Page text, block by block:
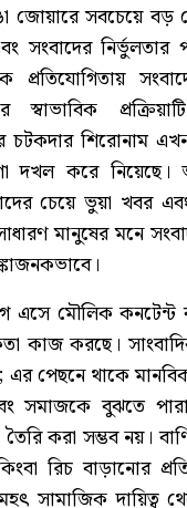
জোয়ারে সবচেয়ে বড়
সংবাদের নির্ভুলতার
স্বাভাবিক
চটকদার শিরোনাম
দখল করে নিয়েছে।
চেয়ে ভুয়া খবর
মানুষের মনে
এসে মৌলিক কনটেন্ট
কাজ করছে।
এর পেছনে থাকে
সমাজকে বুঝতে
তৈরি করা সম্ভব নয়।
রিচ বাড়ানোর
সামাজিক দায়িত্ব